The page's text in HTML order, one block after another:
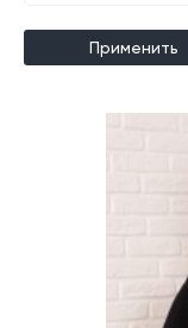
Применить